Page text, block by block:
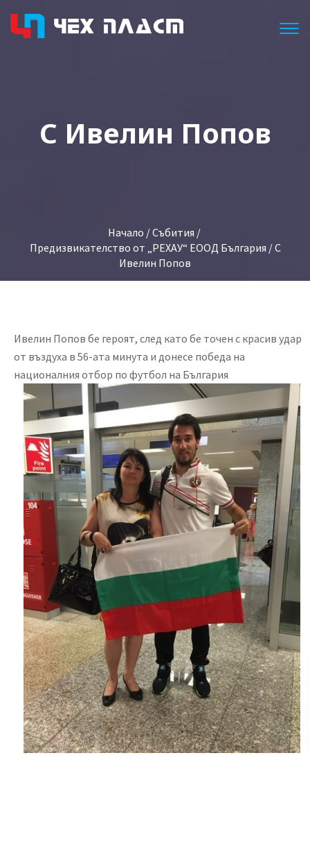
С Ивелин Попов
Начало /Събития /
Предизвикателство от „PEXAУ“ EOOД България / С
Ивелин Попов
Ивелин Попов бе героят, след като бе точен с красив удар
от въздуха в 56-ата минута и донесе победа на
националния отбор по футбол на България